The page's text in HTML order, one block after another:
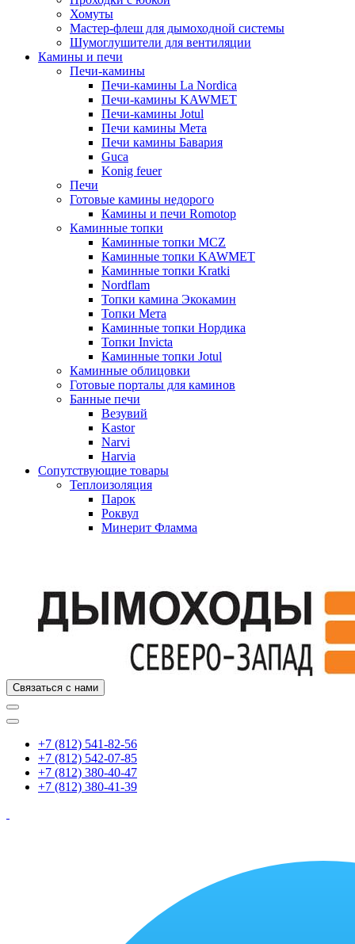
Хомуты
Мастер-флеш для дымоходной системы
Шумоглушители для вентиляции
Камины и печи
Печи-камины
Печи-камины La Nordica
Печи-камины KAWMET
Печи-камины Jotul
Печи камины Мета
Печи камины Бавария
Guca
Konig feuer
Печи
Готовые камины недорого
Камины и печи Romotop
Каминные топки
Каминные топки MCZ
Каминные топки KAWMET
Каминные топки Kratki
Nordflam
Топки камина Экокамин
Топки Мета
Каминные топки Нордика
Топки Invicta
Каминные топки Jotul
Каминные облицовки
Готовые порталы для каминов
Банные печи
Везувий
Kastor
Narvi
Harvia
Сопутствующие товары
Теплоизоляция
Парок
Роквул
Минерит Фламма
Связаться с нами
+7 (812) 541-82-56
+7 (812) 542-07-85
+7 (812) 380-40-47
+7 (812) 380-41-39